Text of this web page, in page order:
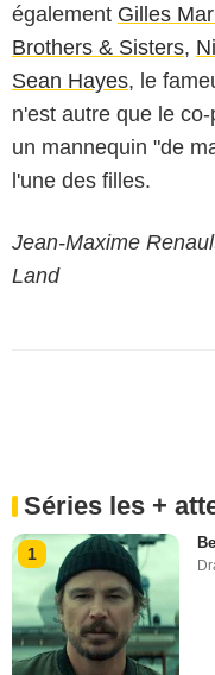
également Gilles
Brothers & Sisters,
Sean Hayes, le
n'est autre que le
un mannequin "de
l'une des filles.
Jean-Maxime
Land
Séries les +
1